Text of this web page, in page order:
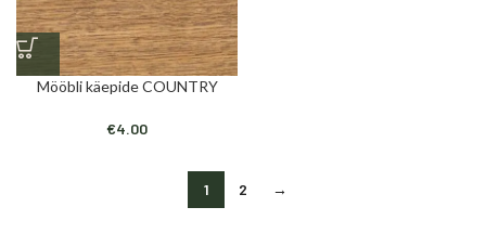
Mööbli käepide COUNTRY
€4.00
1 2 →